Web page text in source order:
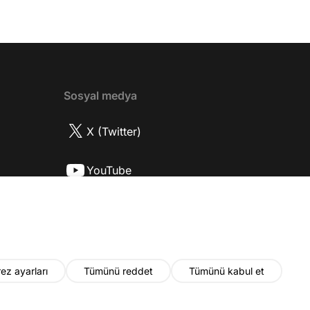
17:52 İlhan Şen, ayakkabı eleştirisinden
Biran Damla Yılmaz nereli, nasıl bir
30:18 Mert Doğan'ın oyunculuk
başladı? 35:47 Aziz Yıldırım
olduğu için mühendisliği seçtiği doğru
yıl neler olacak? 48:19 Gelecekte başka
Sosyal medya
X (Twitter)
YouTube
ayarları Tümünü reddet Tümünü kabul et